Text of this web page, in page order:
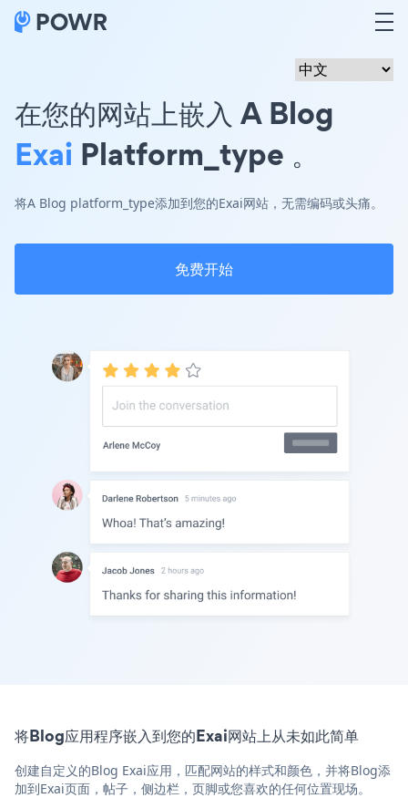
在您的网站上嵌入 A Blog
Exai Platform_type 。
将A Blog platform_type添加到您的Exai网站，无需编码或头痛。
免费开始
将Blog应用程序嵌入到您的Exai网站上从未如此简单
创建自定义的Blog Exai应用，匹配网站的样式和颜色，并将Blog添
加到Exai页面，帖子，侧边栏，页脚或您喜欢的任何位置现场。